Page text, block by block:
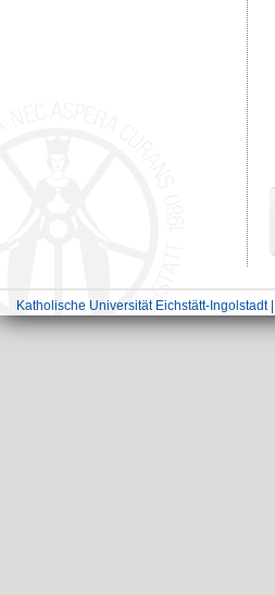
Katholische Universität Eichstätt-Ingolstadt